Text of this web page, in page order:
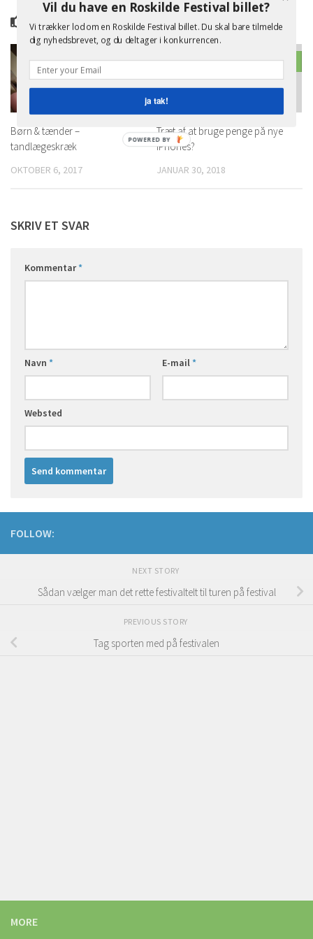
YOU MAY ALSO LIKE...
0
Børn & tænder –
tandlægeskræk
OKTOBER 6, 2017
Træt af at bruge penge på nye
iPhones?
JANUAR 30, 2018
SKRIV ET SVAR
Kommentar*
Navn * E-mail*
Websted
FOLLOW:
NEXT STORY
Sådan vælger man det rette festivaltelt til turen på festival
PREVIOUS STORY
Tag sporten med på festivalen
MORE
Vil du have en Roskilde Festival billet?
Vi trækker lod om en Roskilde Festival billet. Du skal bare tilmelde
dig nyhedsbrevet, og du deltager i konkurrencen.
ja tak!
POWERED BY